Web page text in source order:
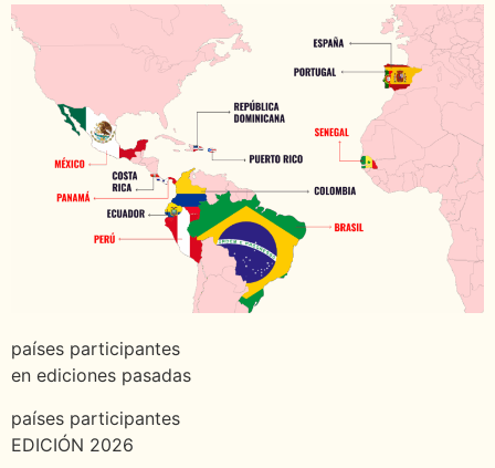
países participantes
en ediciones pasadas
países participantes
EDICIÓN 2026